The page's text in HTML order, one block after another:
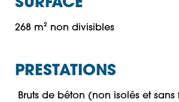
SURFACE
268 m² non divisibles
PRESTATIONS